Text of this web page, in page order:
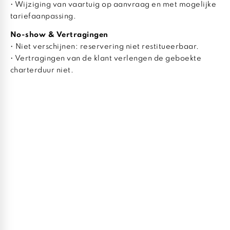
• Wijziging van vaartuig op aanvraag en met mogelijke
tariefaanpassing.
No-show & Vertragingen
• Niet verschijnen: reservering niet restitueerbaar.
• Vertragingen van de klant verlengen de geboekte
charterduur niet.